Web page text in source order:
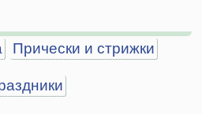
Прически и стрижки